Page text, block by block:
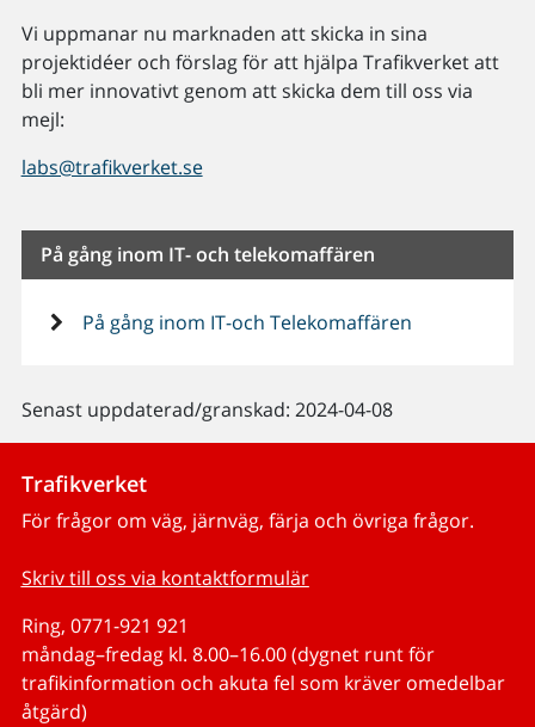
Vi uppmanar nu marknaden att skicka in sina
projektidéer och förslag för att hjälpa Trafikverket att
bli mer innovativt genom att skicka dem till oss via
mejl:
labs@trafikverket.se
På gång inom IT- och telekomaffären
På gång inom IT-och Telekomaffären
Senast uppdaterad/granskad: 2024-04-08
Trafikverket
För frågor om väg, järnväg, färja och övriga frågor.
Skriv till oss via kontaktformulär
Ring, 0771-921 921
måndag–fredag kl. 8.00–16.00 (dygnet runt för
trafikinformation och akuta fel som kräver omedelbar
åtgärd)